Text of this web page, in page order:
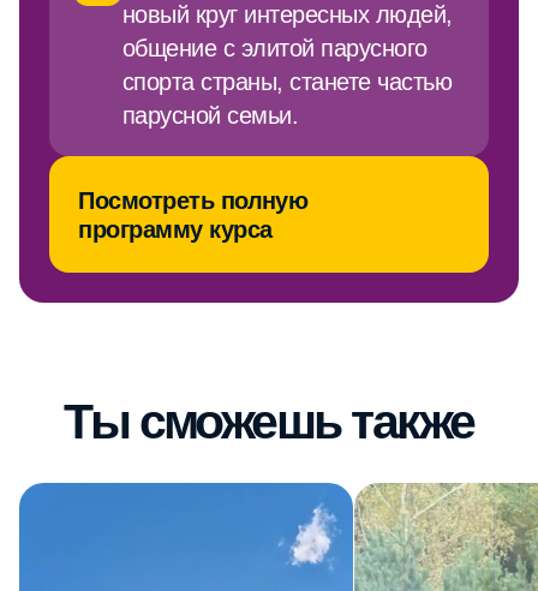
Посмотреть полную
программу курса
Ты сможешь также